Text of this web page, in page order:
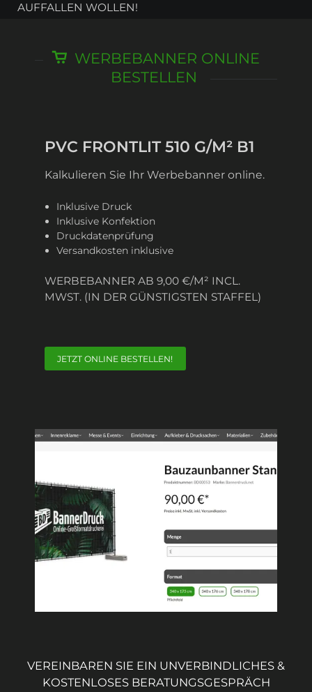
UFFALLEN WOLLEN!
WERBEBANNER ONLINE
BESTELLEN
PVC FRONTLIT 510 G/M² B1
Kalkulieren Sie Ihr Werbebanner online.
Inklusive Druck
Inklusive Konfektion
Druckdatenprüfung
Versandkosten inklusive
WERBEBANNER AB 9,00 €/M² INCL.
MWST. (IN DER GÜNSTIGSTEN STAFFEL)
JETZT ONLINE BESTELLEN!
VEREINBAREN SIE EIN UNVERBINDLICHES &
KOSTENLOSES BERATUNGSGESPRÄCH